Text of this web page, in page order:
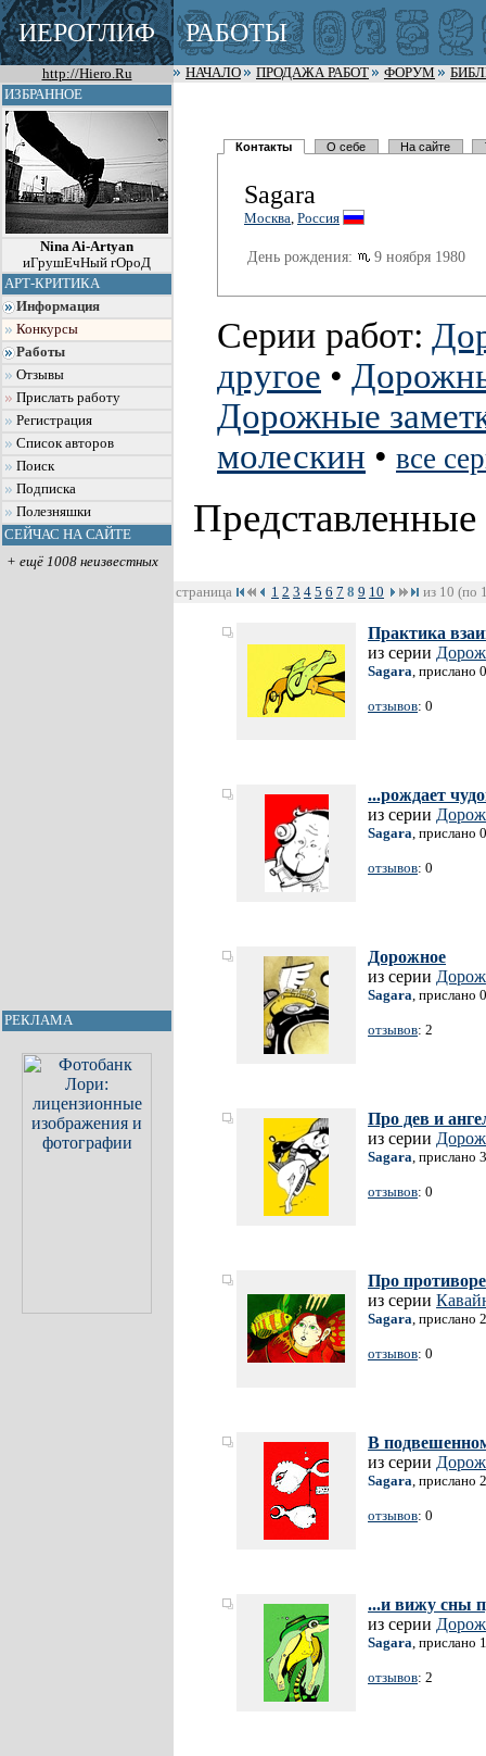
ИЕРОГЛИФ РАБОТЫ
http://Hiero.Ru НАЧАЛО ПРОДАЖА РАБОТ ФОРУМ
ИЗБРАННОЕ
Nina Ai-Artyan
иГрушЕчНый гОроД
АРТ-КРИТИКА
Информация
Конкурсы
Работы
Отзывы
Прислать работу
Регистрация
Список авторов
Поиск
Подписка
Полезняшки
СЕЙЧАС НА САЙТЕ
+ ещё 1008 неизвестных
РЕКЛАМА
Контакты О себе На сайте
Sagara
Москва, Россия
День рождения: 9 ноября 1980
Серии работ:
другое •
Дорожные
молескин • все
страница 1 2 3 4 5 6 7 8 9 10 из 10 (по
Практика
из серии
Sagara, прислано
отзывов: 0
...рождает
из серии
Sagara, прислано
отзывов: 0
Дорожное
из серии
Sagara, прислано
отзывов: 2
Про дев и
из серии
Sagara, прислано
отзывов: 0
Про
из серии
Sagara, прислано
отзывов: 0
В
из серии
Sagara, прислано
отзывов: 0
...и вижу сны
из серии
Sagara, прислано
отзывов: 2